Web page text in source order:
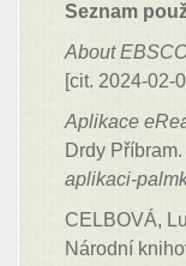
Seznam
About
[cit. 2024-02-
Aplikace
Drdy
aplikaci-
CELBOVÁ,
Národní